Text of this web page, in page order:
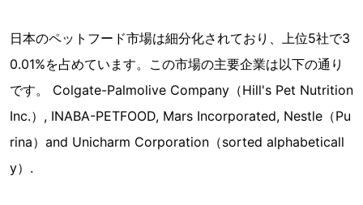
日本のペットフード市場は細分化されており、上位5社で3
0.01%を占めています。この市場の主要企業は以下の通り
です。 Colgate-Palmolive Company（Hill's Pet Nutrition
Inc.）, INABA-PETFOOD, Mars Incorporated, Nestle（Pu
rina）and Unicharm Corporation（sorted alphabeticall
y）.